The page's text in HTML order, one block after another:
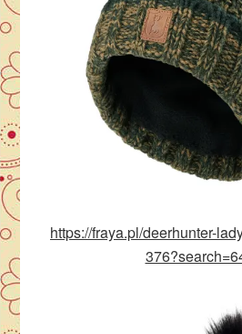
https://fraya.pl/deerhunter-